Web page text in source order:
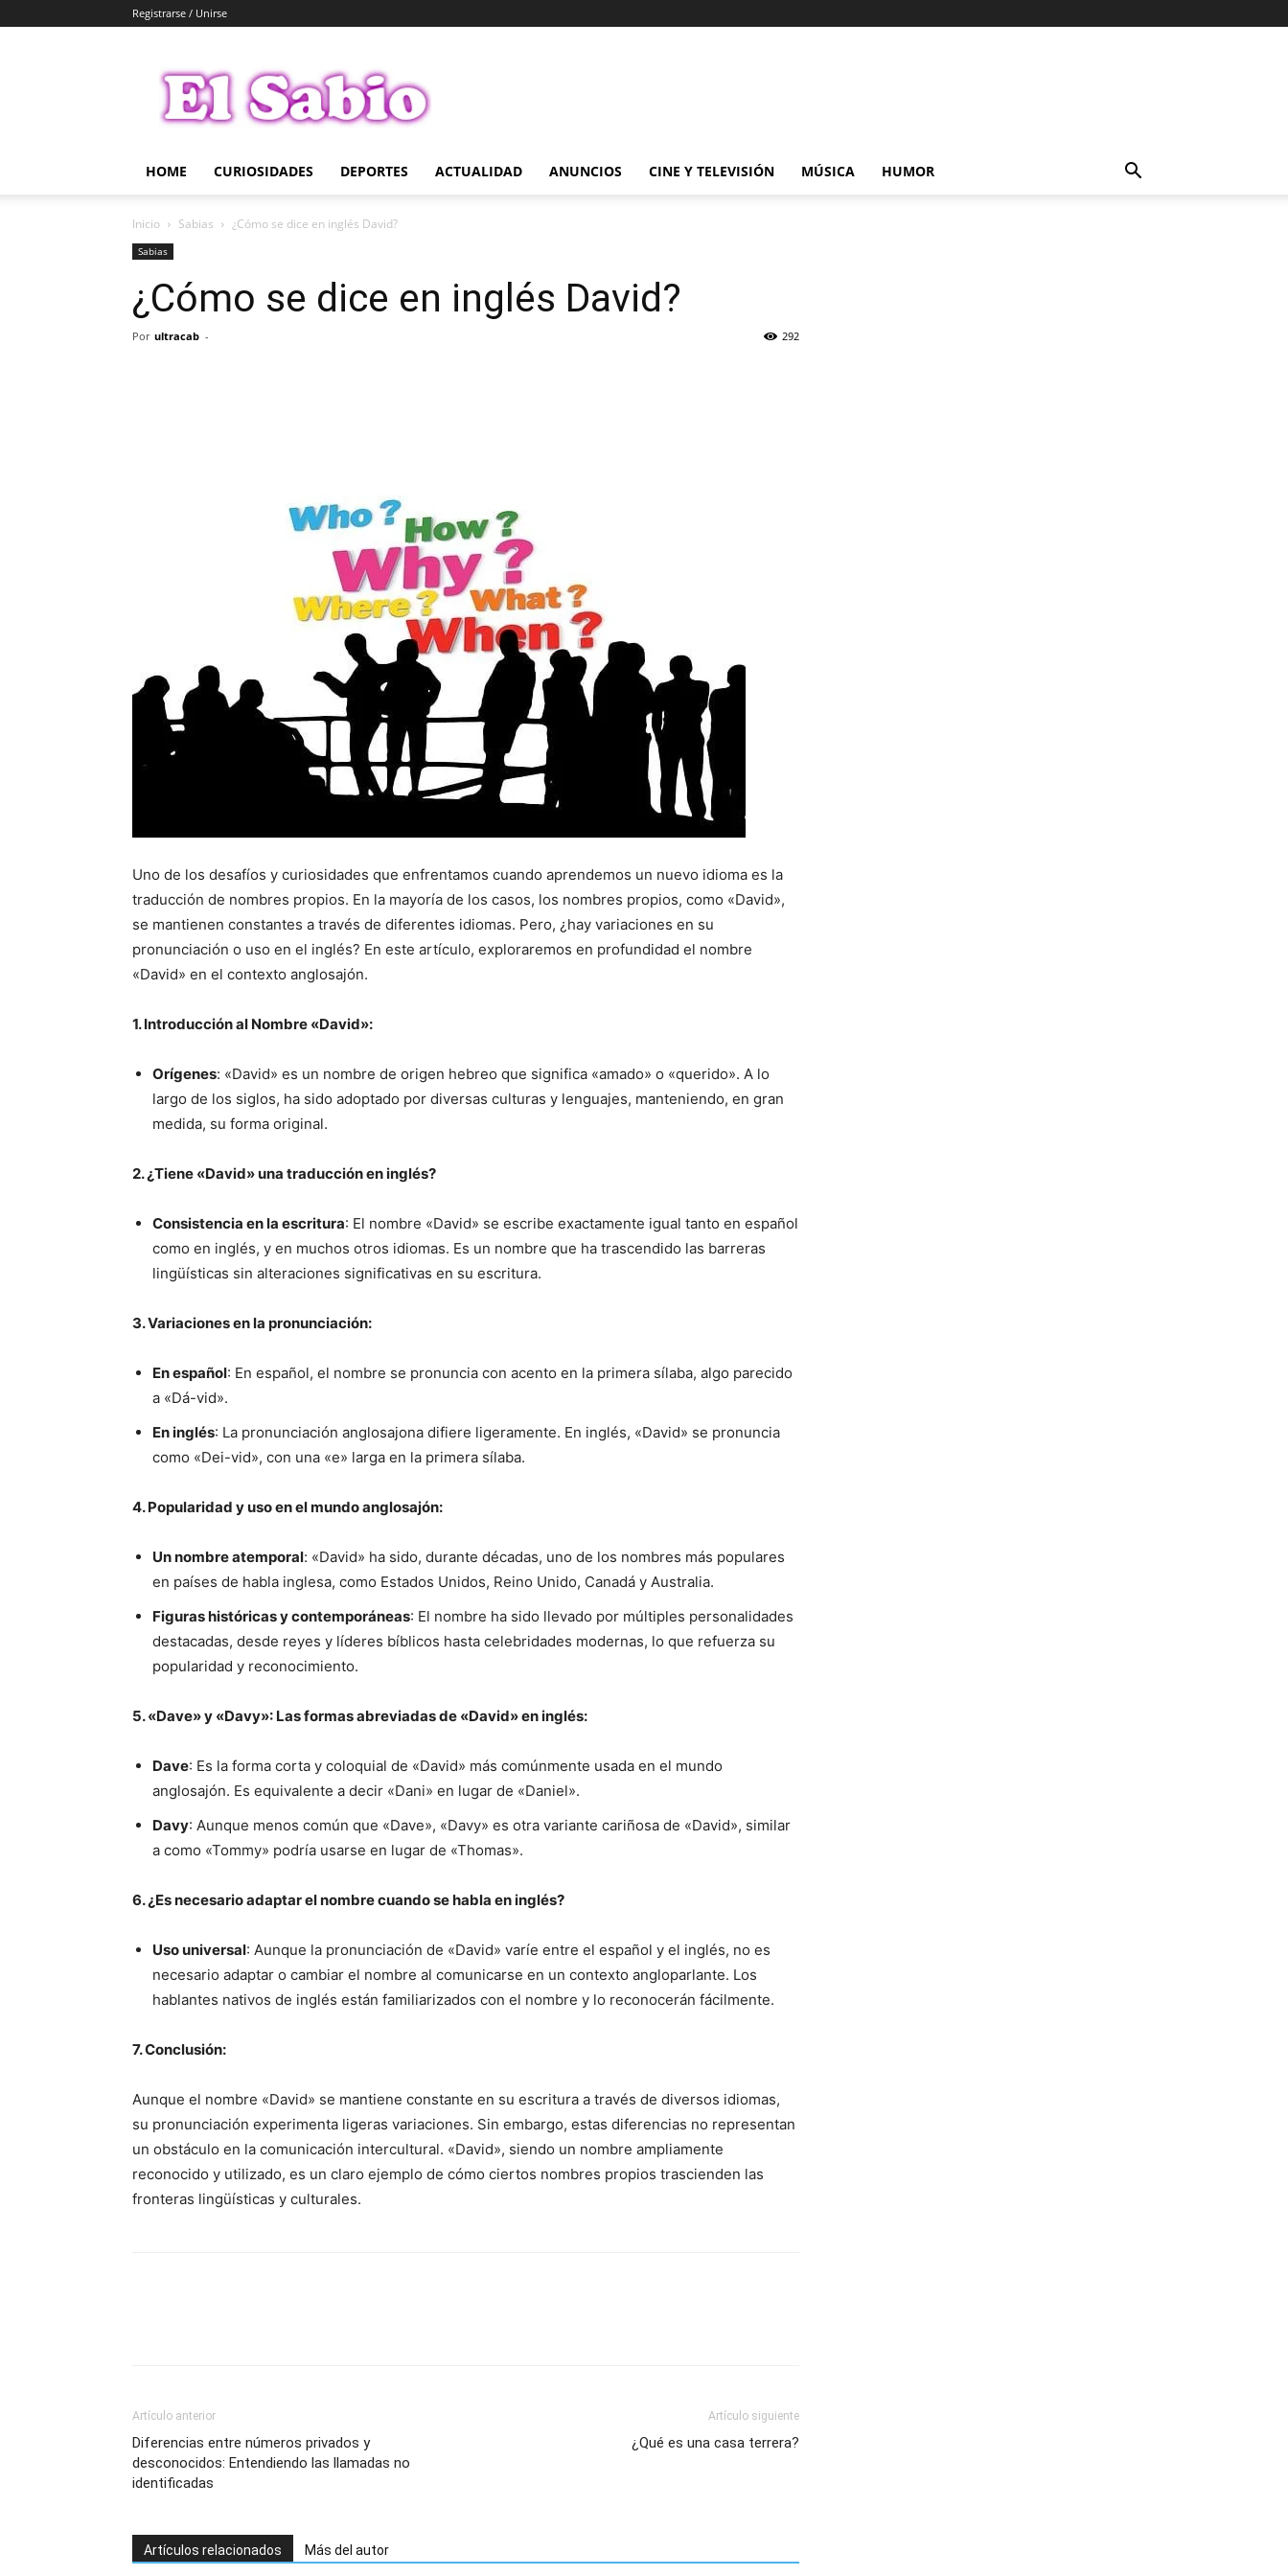
Registrarse / Unirse
Sabio
HOME CURIOSIDADES DEPORTES ACTUALIDAD ANUNCIOS CINE Y TELEVISIÓN MÚSICA HUMOR
Inicio Sabias ¿Cómo se dice en inglés David?
Sabias
¿Cómo se dice en inglés David?
Por ultracab - 292
Uno de los desafíos y curiosidades que enfrentamos cuando aprendemos un nuevo idioma es la
traducción de nombres propios. En la mayoría de los casos, los nombres propios, como «David»,
se mantienen constantes a través de diferentes idiomas. Pero, ¿hay variaciones en su
pronunciación o uso en el inglés? En este artículo, exploraremos en profundidad el nombre
«David» en el contexto anglosajón.
1. Introducción al Nombre «David»:
Orígenes: «David» es un nombre de origen hebreo que significa «amado» o «querido». A lo
largo de los siglos, ha sido adoptado por diversas culturas y lenguajes, manteniendo, en gran
medida, su forma original.
2. ¿Tiene «David» una traducción en inglés?
Consistencia en la escritura: El nombre «David» se escribe exactamente igual tanto en español
como en inglés, y en muchos otros idiomas. Es un nombre que ha trascendido las barreras
lingüísticas sin alteraciones significativas en su escritura.
3. Variaciones en la pronunciación:
En español: En español, el nombre se pronuncia con acento en la primera sílaba, algo parecido
a «Dá-vid».
En inglés: La pronunciación anglosajona difiere ligeramente. En inglés, «David» se pronuncia
como «Dei-vid», con una «e» larga en la primera sílaba.
4. Popularidad y uso en el mundo anglosajón:
Un nombre atemporal: «David» ha sido, durante décadas, uno de los nombres más populares
en países de habla inglesa, como Estados Unidos, Reino Unido, Canadá y Australia.
Figuras históricas y contemporáneas: El nombre ha sido llevado por múltiples personalidades
destacadas, desde reyes y líderes bíblicos hasta celebridades modernas, lo que refuerza su
popularidad y reconocimiento.
5. «Dave» y «Davy»: Las formas abreviadas de «David» en inglés:
Dave: Es la forma corta y coloquial de «David» más comúnmente usada en el mundo
anglosajón. Es equivalente a decir «Dani» en lugar de «Daniel».
Davy: Aunque menos común que «Dave», «Davy» es otra variante cariñosa de «David», similar
a como «Tommy» podría usarse en lugar de «Thomas».
6. ¿Es necesario adaptar el nombre cuando se habla en inglés?
Uso universal: Aunque la pronunciación de «David» varíe entre el español y el inglés, no es
necesario adaptar o cambiar el nombre al comunicarse en un contexto angloparlante. Los
hablantes nativos de inglés están familiarizados con el nombre y lo reconocerán fácilmente.
7. Conclusión:
Aunque el nombre «David» se mantiene constante en su escritura a través de diversos idiomas,
su pronunciación experimenta ligeras variaciones. Sin embargo, estas diferencias no representan
un obstáculo en la comunicación intercultural. «David», siendo un nombre ampliamente
reconocido y utilizado, es un claro ejemplo de cómo ciertos nombres propios trascienden las
fronteras lingüísticas y culturales.
Artículo anterior
Diferencias entre números privados y
desconocidos: Entendiendo las llamadas no
identificadas
Artículo siguiente
¿Qué es una casa terrera?
Artículos relacionados Más del autor